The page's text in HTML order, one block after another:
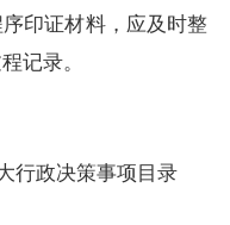
印证材料，应及时整
记录。
行政决策事项目录